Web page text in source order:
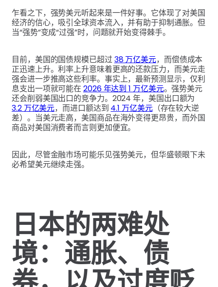
乍看之下，强势美元听起来是一件好事。它体现了对美国
经济的信心，吸引全球资本流入，并有助于抑制通胀。但
当“强势”变成“过强”时，问题就开始变得棘手。
目前，美国的国债规模已超过38 万亿美元，而偿债成本
正迅速上升。利率上升意味着更高的还款压力，而美元走
强会进一步推高这些利率。事实上，最新预测显示，仅利
息支出一项就可能在 2026 年达到 1 万亿美元。强势美元
还会削弱美国出口的竞争力。2024 年，美国出口额为
3.2 万亿美元，而进口额达到 4.1 万亿美元（存在较大逆
差）。当美元走高，美国商品在海外变得更昂贵，而外国
商品对美国消费者而言则更加便宜。
因此，尽管金融市场可能乐见强势美元，但华盛顿眼下未
必希望美元继续走强。
日本的两难处
境：通胀、债